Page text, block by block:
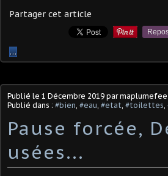
Partager cet article
…
Publié le 1 Décembre 2019 par maplumefee
Publié dans : #bien #eau #etat #toilettes
Pause forcée,
usées...